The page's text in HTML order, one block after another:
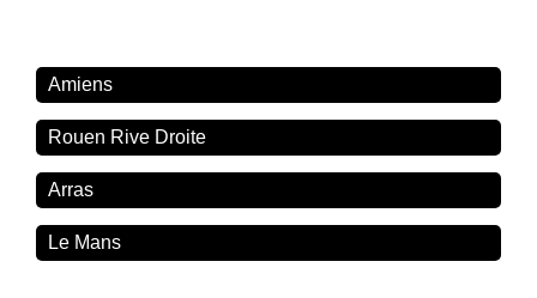
Amiens
Rouen Rive Droite
Arras
Le Mans